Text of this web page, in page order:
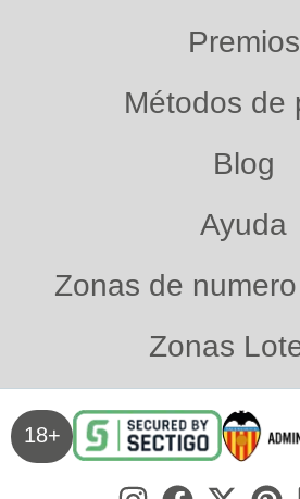
Premios
Métodos de
Blog
Ayuda
Zonas de
Zonas
18+